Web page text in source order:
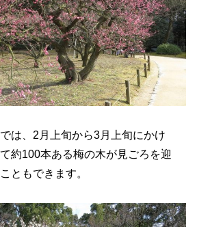
は、2月上旬から3月上旬にかけ
約100本ある梅の木が見ごろを迎
ともできます。